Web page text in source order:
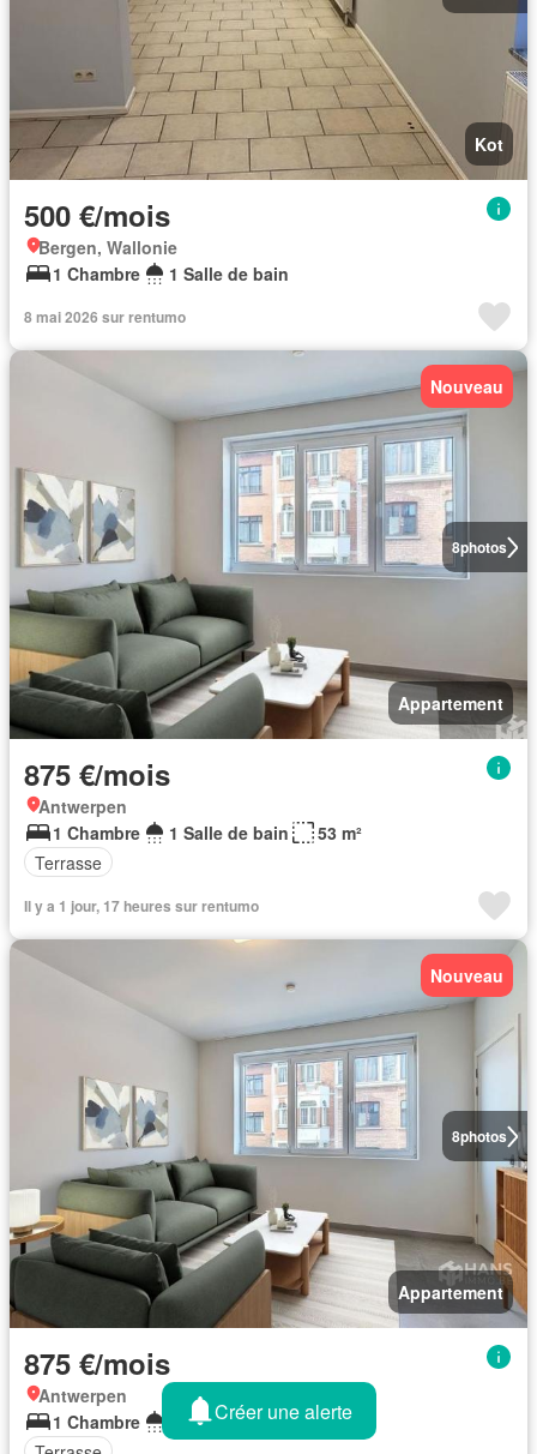
Kot
500 €/mois
Bergen, Wallonie
1 Chambre
1 Salle de bain
8 mai 2026 sur rentumo
8photos
Nouveau
Appartement
875 €/mois
Antwerpen
1 Chambre
1 Salle de bain
53 m²
Terrasse
Il y a 1 jour, 17 heures sur rentumo
8photos
Nouveau
Appartement
875 €/mois
Antwerpen
1 Chambre
1 Salle de bain
53 m²
Créer une alerte